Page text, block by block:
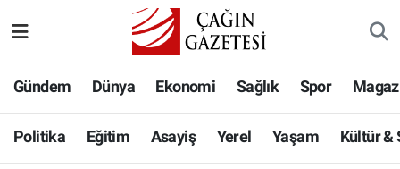
Gündem Dünya Ekonomi Sağlık Spor
Politika Eğitim Asayiş Yerel Yaşam Kültür &
Eğitim
Asayiş
Hava Durumu
Namaz Vakitleri